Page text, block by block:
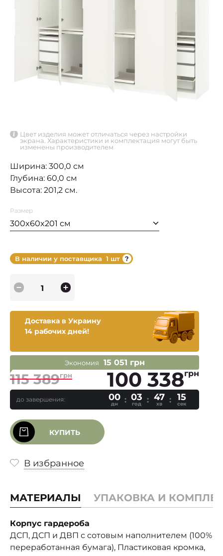
Цвет изделия может отличаться через настройки
экрана. Характеристики и комплектация могут быть
изменены производителем
Ширина: 300,0 см
Глубина: 60,0 см
Высота: 201,2 см.
Размер
300x60x201 см
В наличии у поставщика 1 шт
Доставка в Украину
14 рабочих дней!
Экономия 15 051 грн
115 389грн 100 338грн
до завершения: 00
дн
03
год
47
хв
14
сек
КУПИТЬ
В избранное
МАТЕРИАЛЫ УПАКОВКА И
Корпус гардероба
ДСП, ДСП и ДВП с сотовым наполнителем (100%
переработанная бумага), Пластиковая кромка,